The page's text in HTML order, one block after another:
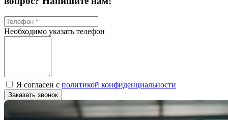
Необходимо указать телефон
Я согласен с политикой конфиденциальности
Заказать звонок